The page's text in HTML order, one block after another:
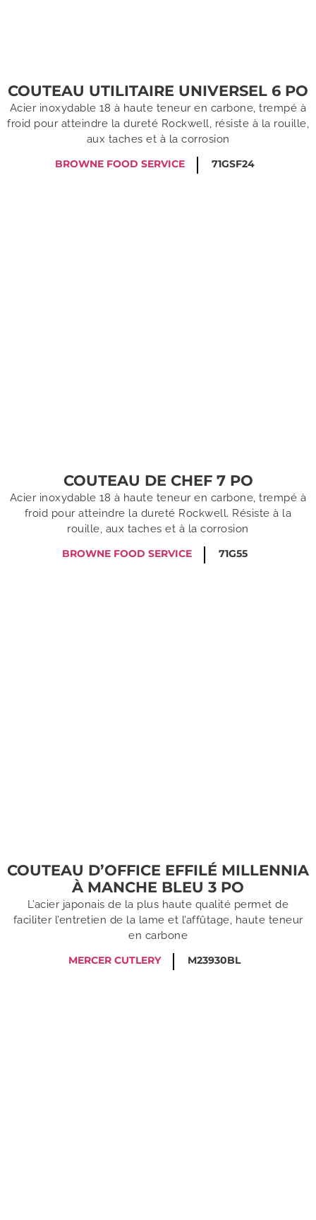
COUTEAU UTILITAIRE UNIVERSEL 6 PO
Acier inoxydable 18 à haute teneur en carbone, trempé à
froid pour atteindre la dureté Rockwell, résiste à la rouille,
aux taches et à la corrosion
BROWNE FOOD SERVICE
71GSF24
COUTEAU DE CHEF 7 PO
Acier inoxydable 18 à haute teneur en carbone, trempé à
froid pour atteindre la dureté Rockwell. Résiste à la
rouille, aux taches et à la corrosion
BROWNE FOOD SERVICE
71G55
COUTEAU D’OFFICE EFFILÉ MILLENNIA
À MANCHE BLEU 3 PO
L’acier japonais de la plus haute qualité permet de
faciliter l’entretien de la lame et l’affûtage, haute teneur
en carbone
MERCER CUTLERY
M23930BL